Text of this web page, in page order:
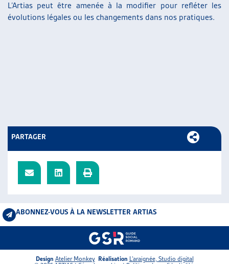
L’Artias peut être amenée à la modifier pour refléter les
évolutions légales ou les changements dans nos pratiques.
PARTAGER
ABONNEZ-VOUS À LA NEWSLETTER ARTIAS
Design Atelier Monkey Réalisation L’araignée, Studio digital